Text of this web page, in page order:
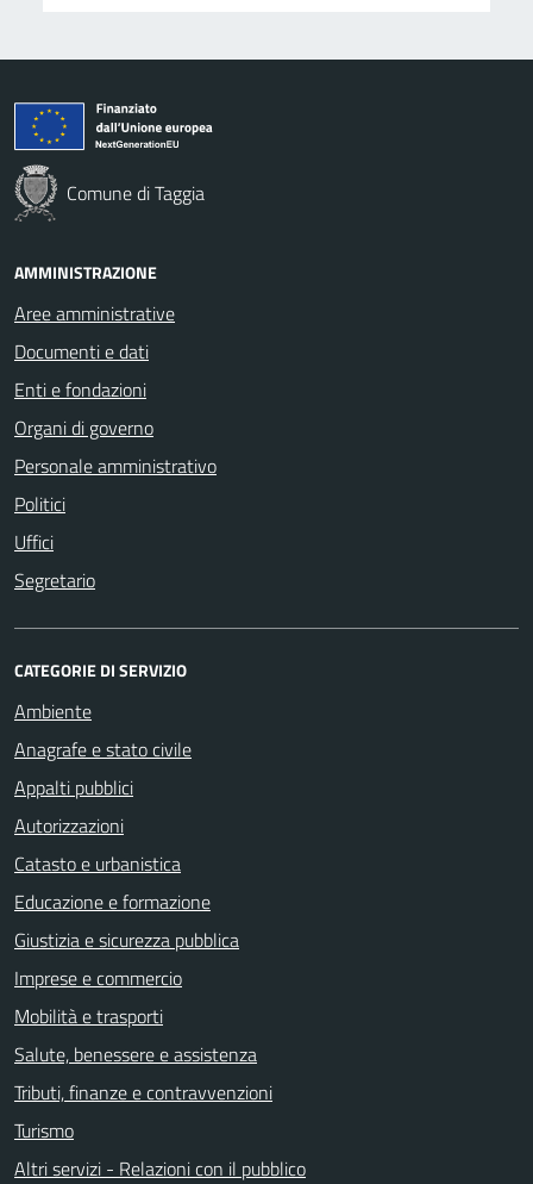
Comune di Taggia
AMMINISTRAZIONE
Aree amministrative
Documenti e dati
Enti e fondazioni
Organi di governo
Personale amministrativo
Politici
Uffici
Segretario
CATEGORIE DI SERVIZIO
Ambiente
Anagrafe e stato civile
Appalti pubblici
Autorizzazioni
Catasto e urbanistica
Educazione e formazione
Giustizia e sicurezza pubblica
Imprese e commercio
Mobilità e trasporti
Salute, benessere e assistenza
Tributi, finanze e contravvenzioni
Turismo
Altri servizi - Relazioni con il pubblico